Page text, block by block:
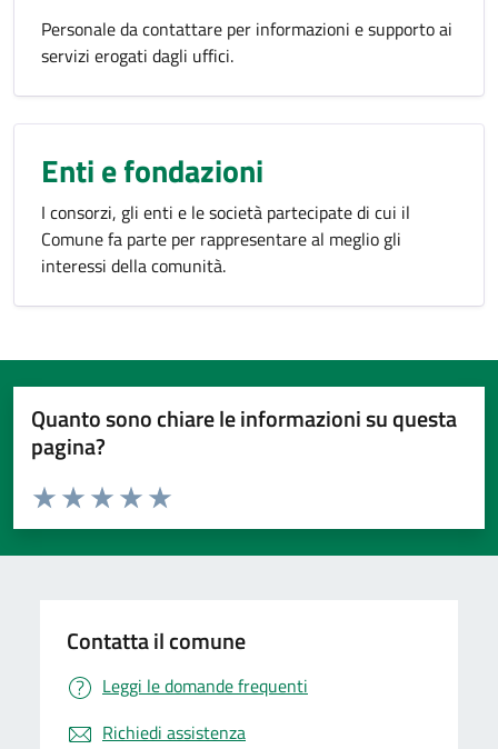
Personale da contattare per informazioni e supporto ai
servizi erogati dagli uffici.
Enti e fondazioni
I consorzi, gli enti e le società partecipate di cui il
Comune fa parte per rappresentare al meglio gli
interessi della comunità.
Quanto sono chiare le informazioni su questa
pagina?
Valuta da 1 a 5 stelle la pagina
Valuta 5 stelle su 5
Valuta 4 stelle su 5
Valuta 3 stelle su 5
Valuta 2 stelle su 5
Valuta 1 stelle su 5
Contatta il comune
Leggi le domande frequenti
Richiedi assistenza